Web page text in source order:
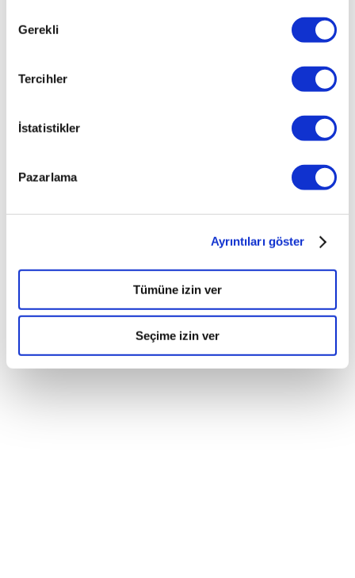
Seçimi
Gerekli
Tercihler
İstatistikler
Pazarlama
Ayrıntıları göster
Tümüne izin ver
Seçime izin ver
prestijini
görünüyor.
PAYLAŞ